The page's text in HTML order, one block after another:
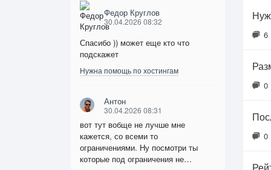
Федор Круглов
30.04.2026 08:32
Спасибо )) может еще кто что
подскажет
Нужна помощь по хостингам
Антон
30.04.2026 08:31
вот тут вобще не лучше мне
кажется, со всеми то
ограничениями. Ну посмотри ты
которые под ограничения не…
6
0
0